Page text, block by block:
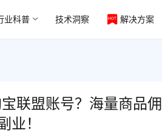
业科普 技术洞察 解决方案
联盟账号？海量商品佣
业！